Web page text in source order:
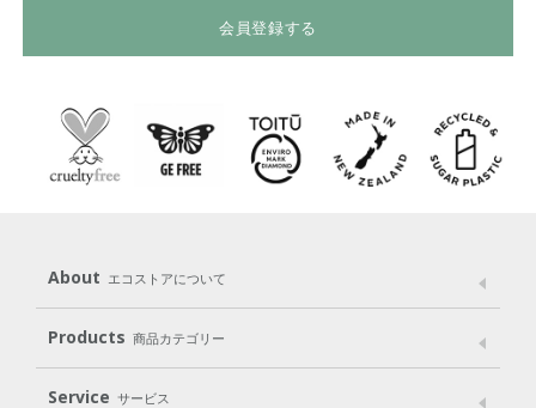
会員登録する
About エコストアについて
メッセージ ブランドストーリー
パッケージへのこだわり
動物実験をしない
Products 商品カテゴリー
Laundry
Service サービス